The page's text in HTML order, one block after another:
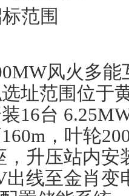
范围
风火多能
址范围位于
16台
160m ，叶轮
，升压站内安
出线至金肖变